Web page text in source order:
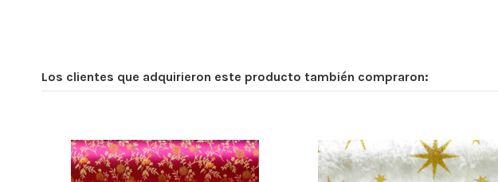
Los clientes que adquirieron este producto también compraron: